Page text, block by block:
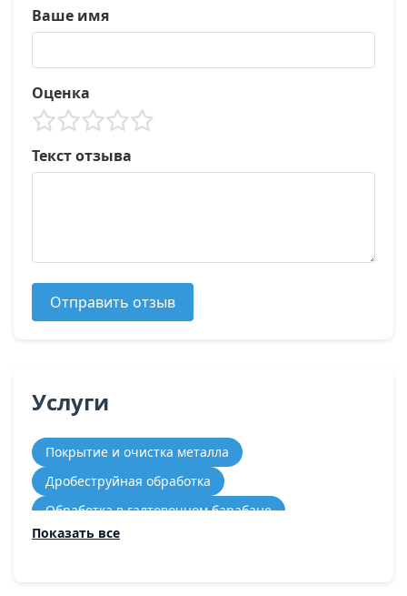
Ваше имя
Оценка
Текст отзыва
Отправить отзыв
Услуги
Покрытие и очистка металла
Дробеструйная обработка
Обработка в галтовочном барабане
Пескоструйная обработка
Показать все